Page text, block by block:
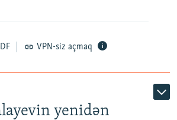
VPN-siz açmaq
yenidən